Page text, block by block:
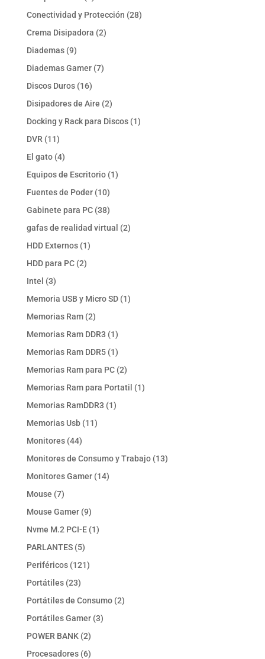
productos
Conectividad y Protección 2828
Crema Disipadora 22
Diademas 99
productos
Diademas Gamer 77
Discos Duros 1616
productos
Disipadores de Aire 22
productos
Docking y Rack para Discos 11
DVR 1111
productos
El gato 44
productos
Equipos de Escritorio 11
Fuentes de Poder 1010
productos
Gabinete para PC 3838
productos
gafas de realidad virtual 22
HDD Externos 11
HDD para PC 22
Intel 33
productos
Memoria USB y Micro SD 11
Memorias Ram 22
productos
Memorias Ram DDR3 11
producto
Memorias Ram DDR5 11
producto
Memorias Ram para PC 22
productos
Memorias Ram para Portatil 11
Memorias RamDDR3 11
Memorias Usb 1111
Monitores 4444
productos
Monitores de Consumo y Trabajo 1313
Monitores Gamer 1414
Mouse 77
productos
Mouse Gamer 99
productos
Nvme M.2 PCI-E 11
PARLANTES 55
productos
Periféricos 121121
Portátiles 2323
productos
Portátiles de Consumo 22
Portátiles Gamer 33
POWER BANK 22
productos
Procesadores 66